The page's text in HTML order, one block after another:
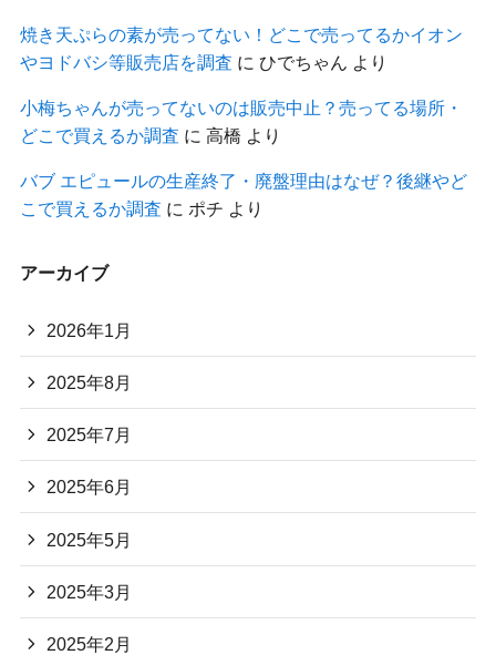
焼き天ぷらの素が売ってない！どこで売ってるかイオン
やヨドバシ等販売店を調査 に ひでちゃん より
小梅ちゃんが売ってないのは販売中止？売ってる場所・
どこで買えるか調査 に 高橋 より
バブ エピュールの生産終了・廃盤理由はなぜ？後継やど
こで買えるか調査 に ポチ より
アーカイブ
2026年1月
2025年8月
2025年7月
2025年6月
2025年5月
2025年3月
2025年2月